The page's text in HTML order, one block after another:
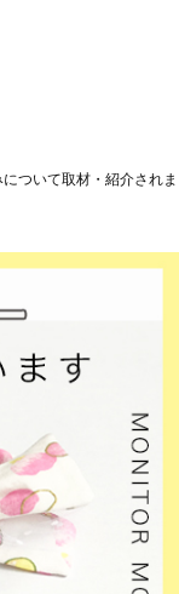
ついて取材・紹介されま